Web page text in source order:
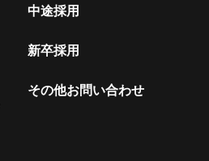
中途採用
新卒採用
その他お問い合わせ